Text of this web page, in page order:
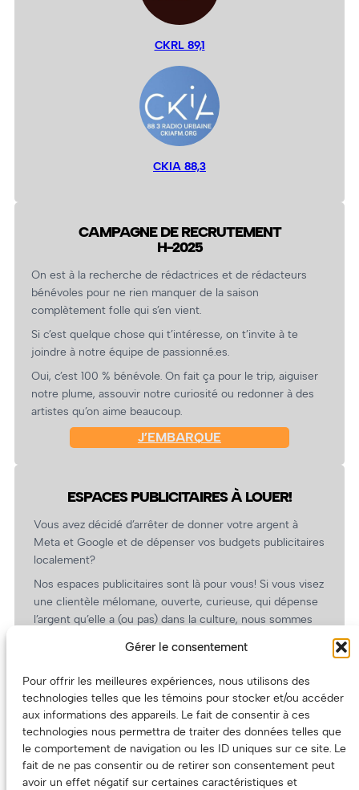
Gérer le consentement
Pour offrir les meilleures expériences, nous utilisons des
technologies telles que les témoins pour stocker et/ou accéder
aux informations des appareils. Le fait de consentir à ces
technologies nous permettra de traiter des données telles que
le comportement de navigation ou les ID uniques sur ce site. Le
fait de ne pas consentir ou de retirer son consentement peut
avoir un effet négatif sur certaines caractéristiques et
CKRL 89,1
CKIA 88,3
CAMPAGNE DE RECRUTEMENT
H-2025
On est à la recherche de rédactrices et de rédacteurs
bénévoles pour ne rien manquer de la saison
complètement folle qui s’en vient.
Si c’est quelque chose qui t’intéresse, on t’invite à te
joindre à notre équipe de passionné.es.
Oui, c’est 100 % bénévole. On fait ça pour le trip, aiguiser
notre plume, assouvir notre curiosité ou redonner à des
artistes qu’on aime beaucoup.
J’EMBARQUE
ESPACES PUBLICITAIRES À LOUER!
Vous avez décidé d’arrêter de donner votre argent à
Meta et Google et de dépenser vos budgets publicitaires
localement?
Nos espaces publicitaires sont là pour vous! Si vous visez
une clientèle mélomane, ouverte, curieuse, qui dépense
l’argent qu’elle a (ou pas) dans la culture, nous sommes
revient.
(Oui, on va avoir des tarifs spéciaux pour vous, les
artistes!)